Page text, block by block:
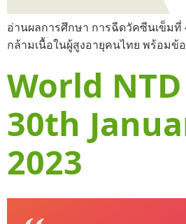
อ่านผลการศึกษา การฉีดวัคซีนเข็มที่
กล้ามเนื้อในผู้สูงอายุคนไทย พร้อมข้
World
30th
2023